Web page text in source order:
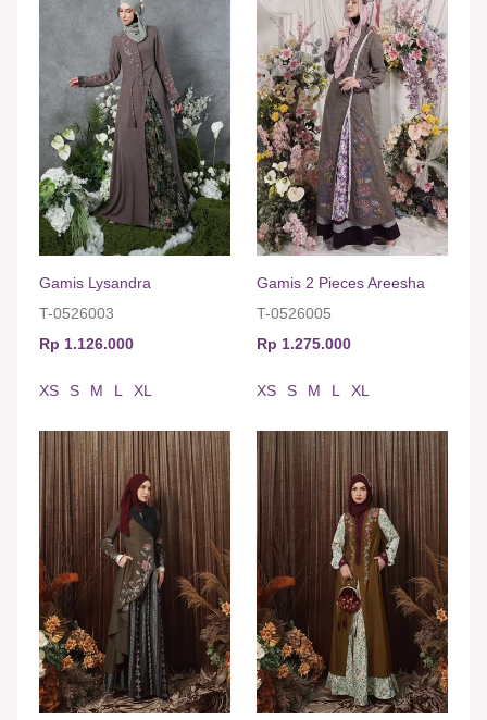
Gamis Lysandra
T-0526003
Rp 1.126.000
XS S M L XL
Gamis 2 Pieces Areesha
T-0526005
Rp 1.275.000
XS S M L XL